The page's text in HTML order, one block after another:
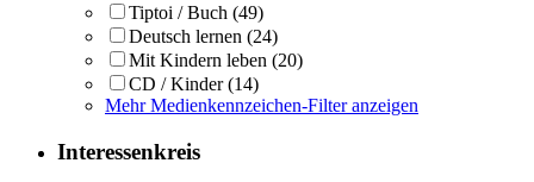
Tiptoi / Buch (49)
Deutsch lernen (24)
Mit Kindern leben (20)
CD / Kinder (14)
Mehr Medienkennzeichen-Filter anzeigen
Interessenkreis